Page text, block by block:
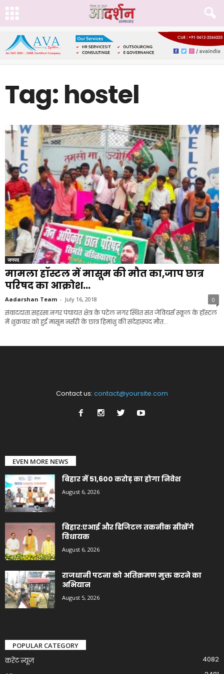
Tag: hostel
जनपद
मामला हॉस्टल में मासूम की मौत का,जाप छात्र
परिषद का आक्रोश...
Aadarshan Team - July 16, 2018 0
संवाददाता.सहरसा.नगर पंचायत क्षेत्र के पटेल नगर स्थित संत जेवियर्स स्कूल के हॉस्टल
में शुक्रवार को हुई मासूम नर्सरी के छात्र हिमांशु की संदेहास्पद मौत...
Contact us: contact@yoursite.com
EVEN MORE NEWS
बिहार में 51,600 करोड़ का होगा निवेश
August 6, 2026
बिहार:एआई और डिजिटल तकनीक सीखेंगे
विधायक
August 6, 2026
राजधानी पटना को अतिक्रमण मुक्त करने का
अभियान
August 5, 2026
POPULAR CATEGORY
करेंट न्यूज़
4082